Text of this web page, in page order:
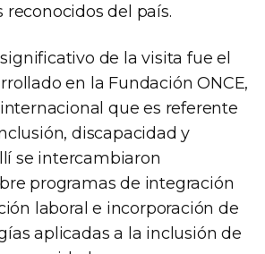
reconocidos del país.
de la visita fue el
en la Fundación ONCE,
que es referente
discapacidad y
se intercambiaron
programas de integración
laboral e incorporación de
aplicadas a la inclusión de